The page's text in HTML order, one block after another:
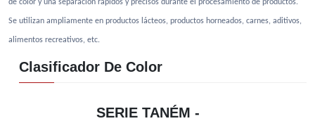
de color y una separación rápidos y precisos durante el procesamiento de productos.
Se utilizan ampliamente en productos lácteos, productos horneados, carnes, aditivos,
alimentos recreativos, etc.
Clasificador De Color
SERIE TANÉM -